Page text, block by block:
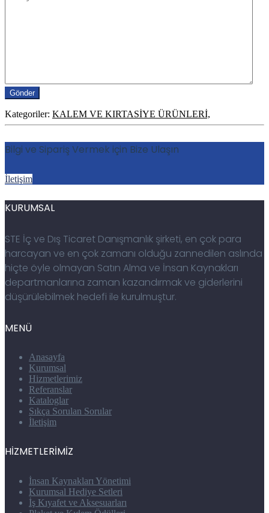
Kategoriler: KALEM VE KIRTASİYE ÜRÜNLERİ,
Bilgi ve Sipariş Vermek için Bize Ulaşın
İletişim
KURUMSAL
STE İç ve Dış Ticaret Danışmanlık şirketi, en çok para
harcayan ve en çok zamanı olduğu zannedilen aslında
hiçte öyle olmayan Satın Alma ve İnsan Kaynakları
departmanlarına zaman kazandırmak ve giderlerini
düşürülebilmek hedefi ile kurulmuştur.
MENÜ
Anasayfa
Kurumsal
Hizmetlerimiz
Referanslar
Kataloglar
Sıkça Sorulan Sorular
İletişim
HİZMETLERİMİZ
İnsan Kaynakları Yönetimi
Kurumsal Hediye Setleri
İş Kıyafet ve Aksesuarları